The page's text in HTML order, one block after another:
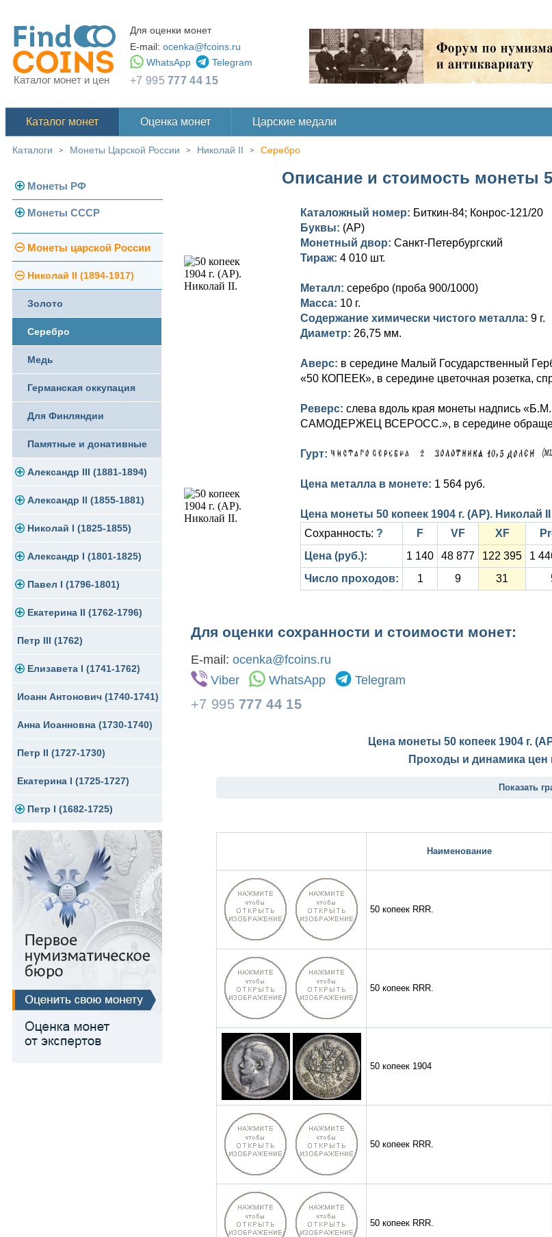
Каталог монет и цен
Для оценки монет
E-mail: ocenka@fcoins.ru
WhatsApp
Telegram
+7 995777 44 15
Каталог монет Оценка монет Царские медали
Каталоги > Монеты Царской России > Николай II > Серебро
Монеты РФ
Современная Россия
Монеты 1991-1993 гг.
Памятные и юбилейные
Монеты СССР
Погодовка СССР
Монеты 1958 года
Золотые червонцы
Памятные и юбилейные
Монеты царской России
Николай II (1894-1917)
Золото
Серебро
Медь
Германская оккупация
Для Финляндии
Памятные и донативные
Александр III (1881-1894)
Золото
Серебро
Медь
Для Финляндии
Памятные и донативные
Александр II (1855-1881)
Золото
Серебро
Медь
Для Финляндии
Памятные и донативные
Николай I (1825-1855)
Платина, золото
Серебро
Медь
Для Грузии
Русско-Польские
Для Польши
Памятные и донативные
Александр I (1801-1825)
Золото
Серебро
Медь
Для Грузии
Для Польши
Павел I (1796-1801)
Золото
Серебро
Медь
Екатерина II (1762-1796)
Золото
Серебро
Медь
Сибирские монеты
Для Молдавии и Валахии
Таврические монеты
Петр III (1762)
Елизавета I (1741-1762)
Золото
Серебро
Медь
Для Пруссии
Ливонезы
Альбертусталер
Иоанн Антонович (1740-1741)
Анна Иоанновна (1730-1740)
Петр II (1727-1730)
Екатерина I (1725-1727)
Петр I (1682-1725)
Золото
Серебро
Медь
Для Речи Посполитой
Описание и стоимость монеты
Каталожный номер: Биткин-84; Конрос-121/20
Буквы: (АР)
Монетный двор: Санкт-Петербургский
Тираж: 4 010 шт.
Металл: серебро (проба 900/1000)
Масса: 10 г.
Содержание химически чистого металла: 9 г.
Диаметр: 26,75 мм.
Аверс: в середине Малый Государственный
«50 КОПЕЕК», в середине цветочная розетка,
Реверс: слева вдоль края монеты надпись
САМОДЕРЖЕЦ ВСЕРОСС.», в середине
Гурт:
Цена металла в монете: 1 564 руб.
Цена монеты 50 копеек 1904 г. (АР). Николай
Сохранность: ? F VF XF
Цена (руб.):
1 140 48 877 122 395
1
Число проходов:
1 9 31
Для оценки сохранности и стоимости монет:
E-mail: ocenka@fcoins.ru
Viber
WhatsApp Telegram
+7 995 777 44 15
Цена монеты 50 копеек 1904 г.
Проходы и динамика цен
Показать
Наименование
50 копеек RRR.
50 копеек RRR.
50 копеек 1904
50 копеек RRR.
50 копеек RRR.